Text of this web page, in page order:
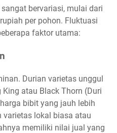
bervariasi, mulai dari
per pohon. Fluktuasi
faktor utama:
Durian varietas unggul
atau Black Thorn (Duri
bibit yang jauh lebih
lokal biasa atau
memiliki nilai jual yang